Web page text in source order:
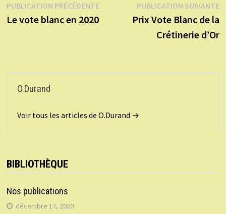
Navigation
de
PUBLICATION PRÉCÉDENTEPublication
précédente :
Le vote blanc en 2020
PUBLICATION SUIVANTE
Prix Vote Blanc de la
Crétinerie d’Or
O.Durand
Voir tous les articles de O.Durand →
BIBLIOTHÈQUE
Nos publications
décembre 17, 2020